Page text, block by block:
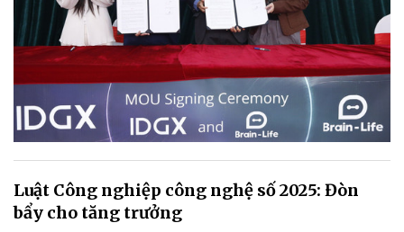
Luật Công nghiệp công nghệ số 2025: Đòn
bẩy cho tăng trưởng